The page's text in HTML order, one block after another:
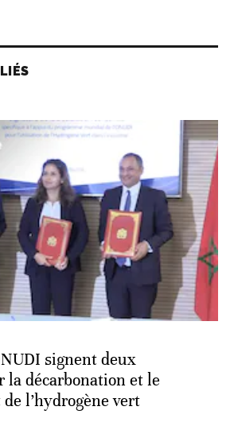
signent deux
la décarbonation et le
l’hydrogène vert